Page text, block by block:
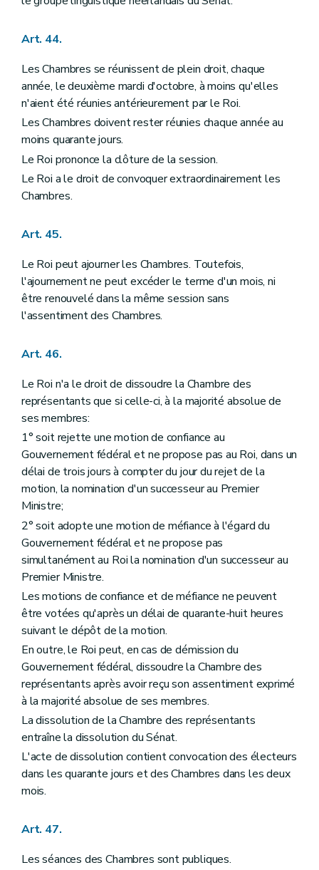
Art. 44.
Les Chambres se réunissent de plein droit, chaque
année, le deuxième mardi d'octobre, à moins qu'elles
n'aient été réunies antérieurement par le Roi.
Les Chambres doivent rester réunies chaque année au
moins quarante jours.
Le Roi prononce la clôture de la session.
Le Roi a le droit de convoquer extraordinairement les
Chambres.
Art. 45.
Le Roi peut ajourner les Chambres. Toutefois,
l'ajournement ne peut excéder le terme d'un mois, ni
être renouvelé dans la même session sans
l'assentiment des Chambres.
Art. 46.
Le Roi n'a le droit de dissoudre la Chambre des
représentants que si celle-ci, à la majorité absolue de
ses membres:
1° soit rejette une motion de confiance au
Gouvernement fédéral et ne propose pas au Roi, dans un
délai de trois jours à compter du jour du rejet de la
motion, la nomination d'un successeur au Premier
Ministre;
2° soit adopte une motion de méfiance à l'égard du
Gouvernement fédéral et ne propose pas
simultanément au Roi la nomination d'un successeur au
Premier Ministre.
Les motions de confiance et de méfiance ne peuvent
être votées qu'après un délai de quarante-huit heures
suivant le dépôt de la motion.
En outre, le Roi peut, en cas de démission du
Gouvernement fédéral, dissoudre la Chambre des
représentants après avoir reçu son assentiment exprimé
à la majorité absolue de ses membres.
La dissolution de la Chambre des représentants
entraîne la dissolution du Sénat.
L'acte de dissolution contient convocation des électeurs
dans les quarante jours et des Chambres dans les deux
mois.
Art. 47.
Les séances des Chambres sont publiques.